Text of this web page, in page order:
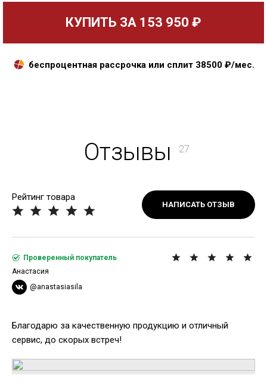
КУПИТЬ ЗА 153 950 ₽
беспроцентная рассрочка или сплит 38500₽/мес.
Отзывы 27
Рейтинг товара
НАПИСАТЬ ОТЗЫВ
Благодарю за качественную продукцию и отличный
сервис, до скорых встреч!
Проверенный покупатель
Анастасия
@anastasiasila